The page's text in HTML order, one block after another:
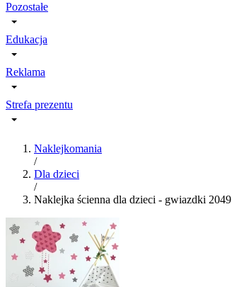
Pozostałe
Edukacja
Reklama
Strefa prezentu
Naklejkomania
/
Dla dzieci
/
Naklejka ścienna dla dzieci - gwiazdki 2049